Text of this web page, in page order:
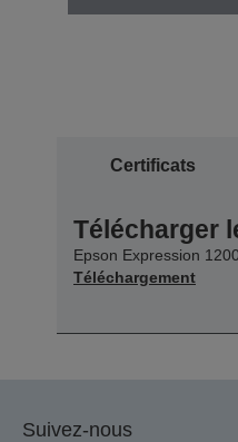
Certificats
Télécharger
Epson Expression
Téléchargement
Suivez-nous